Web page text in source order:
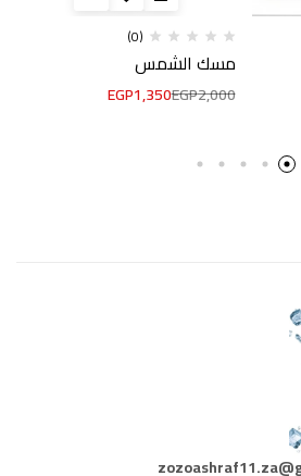
(0)
مسك الشمس
EGP2,000
EGP1,350